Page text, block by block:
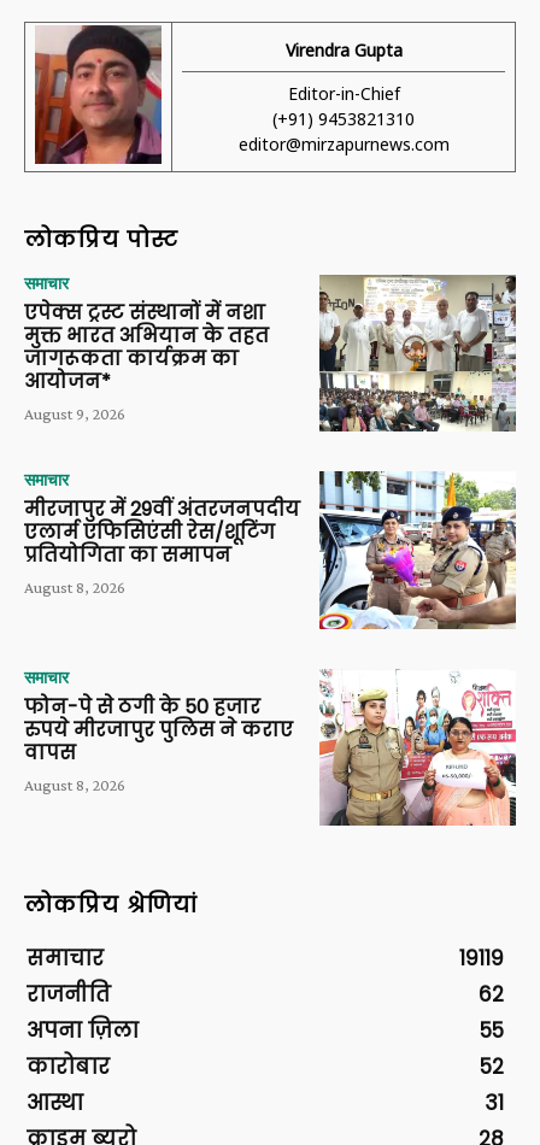
Virendra Gupta
Editor-in-Chief
(+91) 9453821310
editor@mirzapurnews.com
लोकप्रिय पोस्ट
समाचार
एपेक्स ट्रस्ट संस्थानों में नशा
मुक्त भारत अभियान के तहत
जागरूकता कार्यक्रम का
आयोजन*
August 9, 2026
समाचार
मीरजापुर में 29वीं अंतरजनपदीय
एलार्म एफिसिएंसी रेस/शूटिंग
प्रतियोगिता का समापन
August 8, 2026
समाचार
फोन-पे से ठगी के 50 हजार
रुपये मीरजापुर पुलिस ने कराए
वापस
August 8, 2026
लोकप्रिय श्रेणियां
समाचार
19119
राजनीति
62
अपना ज़िला
55
कारोबार
52
आस्था
31